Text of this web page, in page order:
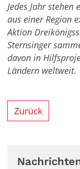
Jedes Jahr
aus einer Region
Aktion
Sternsinger
davon in
Ländern weltweit.
Zurück